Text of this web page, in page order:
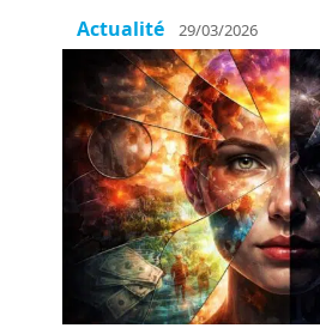
Actualité 29/03/2026